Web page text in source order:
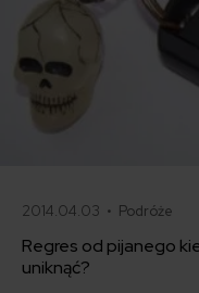
2014.04.03 • Podróże
Regres od pijanego
uniknąć?